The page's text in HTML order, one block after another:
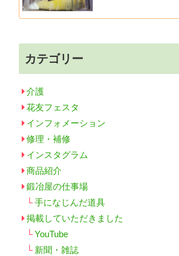
カテゴリー
介護
花友フェスタ
インフォメーション
修理・補修
インスタグラム
商品紹介
鍛冶屋の仕事場
手になじんだ道具
掲載していただきました
YouTube
新聞・雑誌